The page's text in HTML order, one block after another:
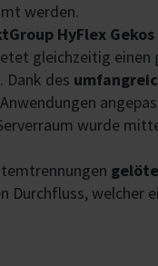
werden.
HyFlex Gekos
gleichzeitig einen
des
wurde
Durchfluss,